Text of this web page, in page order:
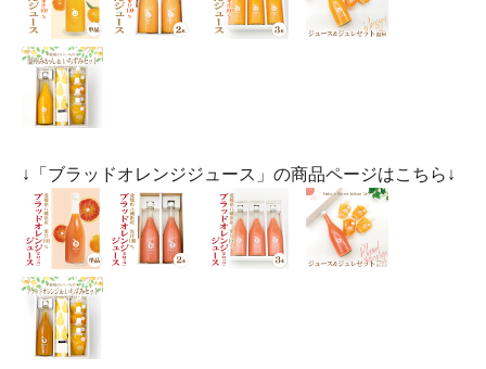
↓「ブラッドオレンジジュース」の商品ページはこちら↓